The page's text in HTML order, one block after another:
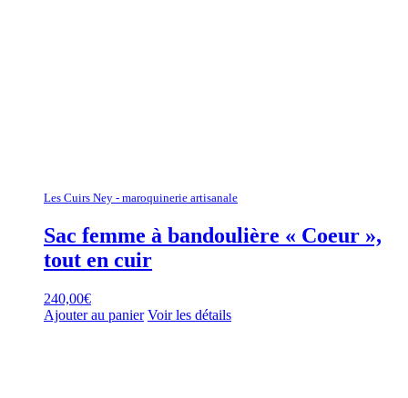
Les Cuirs Ney - maroquinerie artisanale
Sac femme à bandoulière « Coeur »,
tout en cuir
240,00€
Ajouter au panier Voir les détails